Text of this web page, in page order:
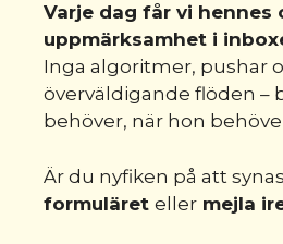
Varje dag får vi hennes
uppmärksamhet i
Inga algoritmer, pushar
överväldigande flöden –
behöver, när hon
Är du nyfiken på att
formuläret eller mejla